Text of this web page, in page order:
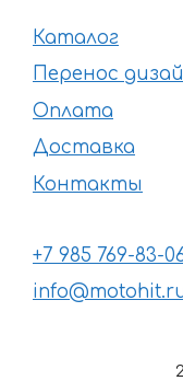
Каталог
Перенос
Оплата
Доставка
Контакты
+7 985 769-83-